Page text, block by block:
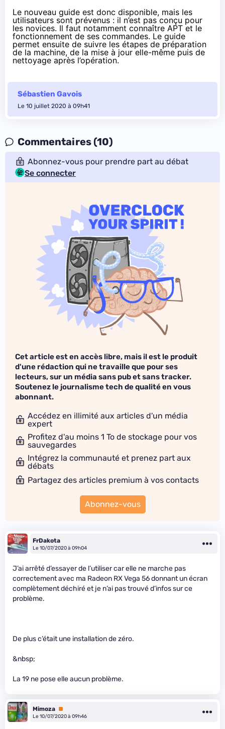
Le nouveau guide est donc disponible, mais les
utilisateurs sont prévenus : il n’est pas conçu pour
les novices. Il faut notamment connaître APT et le
fonctionnement de ses commandes. Le guide
permet ensuite de suivre les étapes de préparation
de la machine, de la mise à jour elle-même puis de
nettoyage après l’opération.
Sébastien Gavois
Le 10 juillet 2020 à 09h41
Commentaires (10)
Abonnez-vous pour prendre part au débat
Se connecter
Cet article est en accès libre, mais il est le produit
d'une rédaction qui ne travaille que pour ses
lecteurs, sur un média sans pub et sans tracker.
Soutenez le journalisme tech de qualité en vous
abonnant.
Accédez en illimité aux articles d'un média
expert
Profitez d'au moins 1 To de stockage pour vos
sauvegardes
Intégrez la communauté et prenez part aux
débats
Partagez des articles premium à vos contacts
Abonnez-vous
FrDakota
Le 10/07/2020 à 09h04
J’ai arrêté d’essayer de l’utiliser car elle ne marche pas
correctement avec ma Radeon RX Vega 56 donnant un écran
complètement déchiré et je n’ai pas trouvé d’infos sur ce
problème.
De plus c’était une installation de zéro.
&nbsp;
La 19 ne pose elle aucun problème.
Mimoza Premium
Le 10/07/2020 à 09h46